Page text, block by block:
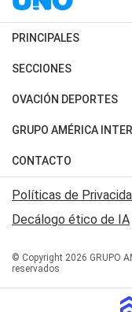
PRINCIPALES
Últimas Noticias
Política
Judiciales
Economia
SECCIONES
Horóscopo
Motores
Trucos caseros
Series y Películas
Edictos y Solicitadas
OVACIÓN DEPORTES
Fútbol
Mundial
Automovilismo
Rugby
Básquet
GRUPO AMÉRICA
Canal 7 en Vivo
San Juan 8
CONTACTO
Acerca de Nosotros
Contactanos
Políticas de
Decálogo ético de IA
© Copyright 2026 GRUPO
reservados